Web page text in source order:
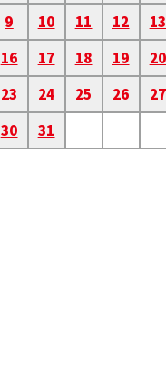
9 10 11 12
13
16 17 18 19
20
23 24 25 26
27
30 31